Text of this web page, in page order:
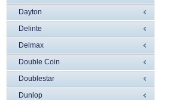
Dayton
Delinte
Delmax
Double Coin
Doublestar
Dunlop